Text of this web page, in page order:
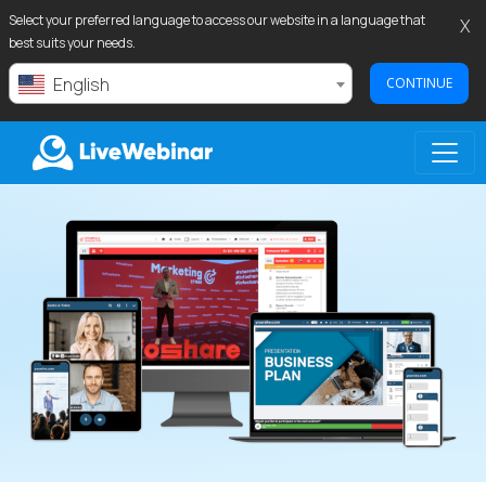
Select your preferred language to access our website in a language that
best suits your needs.
English CONTINUE
X
LIVEWEBINAR.COM